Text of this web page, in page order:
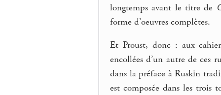
longtemps avant le titre de
forme d’oeuvres complètes.
Et Proust, donc : aux
encollées d’un autre de ces
dans la préface à Ruskin
est composée dans les